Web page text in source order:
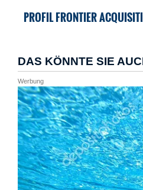
PROFIL FRONTIER